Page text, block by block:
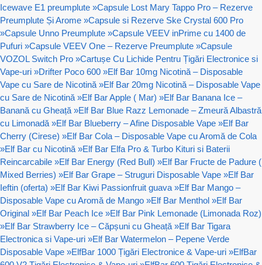
Icewave E1 preumplute »Capsule Lost Mary Tappo Pro – Rezerve
Preumplute Și Arome »Capsule si Rezerve Ske Crystal 600 Pro
»Capsule Unno Preumplute »Capsule VEEV inPrime cu 1400 de
Pufuri »Capsule VEEV One – Rezerve Preumplute »Capsule
VOZOL Switch Pro »Cartușe Cu Lichide Pentru Țigări Electronice si
Vape-uri »Drifter Poco 600 »Elf Bar 10mg Nicotină – Disposable
Vape cu Sare de Nicotină »Elf Bar 20mg Nicotină – Disposable Vape
cu Sare de Nicotină »Elf Bar Apple ( Mar) »Elf Bar Banana Ice –
Banană cu Gheață »Elf Bar Blue Razz Lemonade – Zmeură Albastră
cu Limonadă »Elf Bar Blueberry – Afine Disposable Vape »Elf Bar
Cherry (Cirese) »Elf Bar Cola – Disposable Vape cu Aromă de Cola
»Elf Bar cu Nicotină »Elf Bar Elfa Pro & Turbo Kituri si Baterii
Reincarcabile »Elf Bar Energy (Red Bull) »Elf Bar Fructe de Padure (
Mixed Berries) »Elf Bar Grape – Struguri Disposable Vape »Elf Bar
Ieftin (oferta) »Elf Bar Kiwi Passionfruit guava »Elf Bar Mango –
Disposable Vape cu Aromă de Mango »Elf Bar Menthol »Elf Bar
Original »Elf Bar Peach Ice »Elf Bar Pink Lemonade (Limonada Roz)
»Elf Bar Strawberry Ice – Căpșuni cu Gheață »Elf Bar Tigara
Electronica si Vape-uri »Elf Bar Watermelon – Pepene Verde
Disposable Vape »ElfBar 1000 Țigări Electronice & Vape-uri »ElfBar